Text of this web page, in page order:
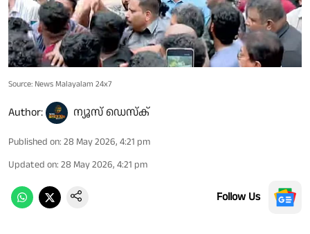
Source: News Malayalam 24x7
Author: ന്യൂസ് ഡെസ്ക്
Published on: 28 May 2026, 4:21 pm
Updated on: 28 May 2026, 4:21 pm
Follow Us